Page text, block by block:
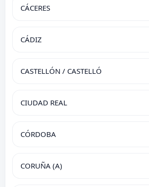
CÁCERES
CÁDIZ
CASTELLÓN / CASTELLÓ
CIUDAD REAL
CÓRDOBA
CORUÑA (A)